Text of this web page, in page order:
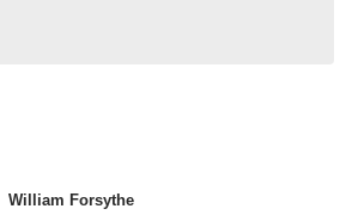
William Forsythe